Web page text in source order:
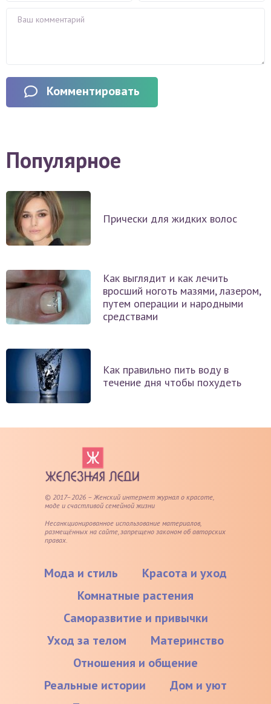
Комментировать
Популярное
Прически для жидких волос
Как выглядит и как лечить
вросший ноготь мазями, лазером,
путем операции и народными
средствами
Как правильно пить воду в
течение дня чтобы похудеть
© 2017–2026 – Женский интернет журнал о красоте,
моде и счастливой семейной жизни
Несанкционированное использование материалов,
размещённых на сайте, запрещено законом об авторских
правах.
Мода и стиль
Красота и уход
Комнатные растения
Саморазвитие и привычки
Уход за телом
Материнство
Отношения и общение
Реальные истории
Дом и уют